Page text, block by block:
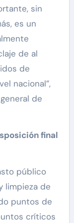
sin
es un
de al
de
nacional”,
de
final
público
limpieza de
puntos de
críticos